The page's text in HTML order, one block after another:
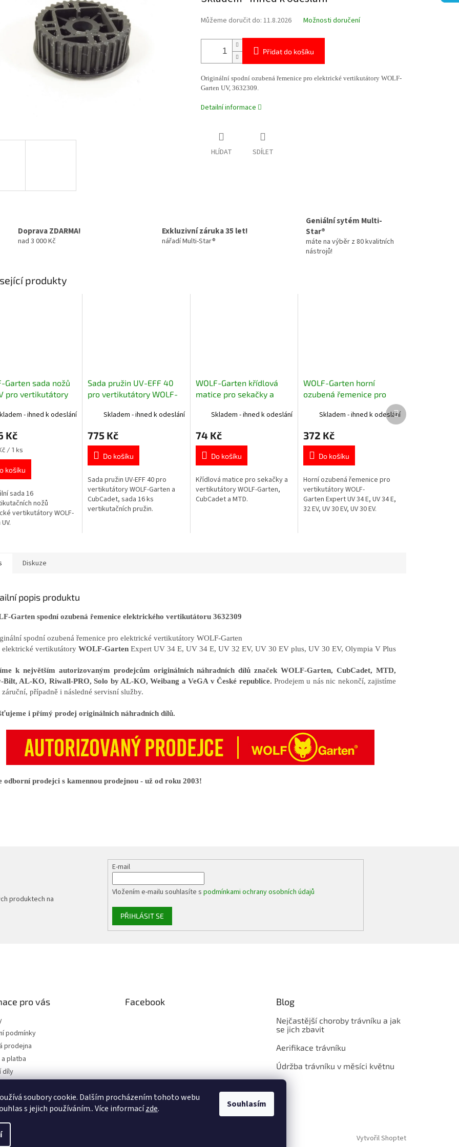
soubory cookie. Dalším procházením tohoto webu
s jejich používáním.. Více informacízde. Souhlasím
Můžeme doručit do: 11.8.2026 Možnosti doručení
Přidat do košíku
Originální spodní ozubená řemenice pro elektrické vertikutátory WOLF-
Garten UV, 3632309.
Detailní informace
HLÍDAT SDÍLET
Doprava ZDARMA!
nad 3 000 Kč
Exkluzivní záruka 35 let!
nářadí Multi-Star®
Geniální sytém Multi-
Star®
máte na výběr z 80 kvalitních
nástrojů!
produkty
Garten sada nožů
pro vertikutátory
- ihned k odeslání
Kč
/ 1 ks
košíku
sada 16
nožů
vertikutátory WOLF-
Sada pružin UV-EFF 40
pro vertikutátory WOLF-
Skladem - ihned k odeslání
775 Kč
Do košíku
Sada pružin UV-EFF 40 pro
vertikutátory WOLF-Garten a
CubCadet, sada 16 ks
vertikutačních pružin.
WOLF-Garten křídlová
matice pro sekačky a
Skladem - ihned k odeslání
74 Kč
Do košíku
Křídlová matice pro sekačky a
vertikutátory WOLF-Garten,
CubCadet a MTD.
WOLF-Garten horní
ozubená řemenice pro
elektrické vertikutátory
3632035
Skladem - ihned k odeslání
372 Kč
Do košíku
Horní ozubená řemenice pro
vertikutátory WOLF-
Garten Expert UV 34 E, UV 34 E,
32 EV, UV 30 EV, UV 30 EV.
Další
produkt
Diskuze
popis produktu
Garten spodní ozubená řemenice elektrického vertikutátoru 3632309
spodní ozubená řemenice pro elektrické vertikutátory WOLF-Garten
elektrické vertikutátory WOLF-Garten Expert UV 34 E, UV 34 E, UV 32 EV, UV 30 EV plus, UV 30 EV, Olympia V Plus
k největším autorizovaným prodejcům originálních náhradních dílů značek WOLF-Garten, CubCadet, MTD,
Bilt, AL-KO, Riwall-PRO, Solo by AL-KO, Weibang a VeGA v České republice. Prodejem u nás nic nekončí, zajistíme
případně i následné servisní služby.
i přímý prodej originálních náhradních dílů.
odborní prodejci s kamennou prodejnou - už od roku 2003!
produktech na
E-mail
Vložením e-mailu souhlasíte spodmínkami ochrany osobních údajů
PŘIHLÁSIT SE
pro vás
podmínky
prodejna
platba
díly
Facebook Blog
Nejčastější choroby trávníku a jak
se jich zbavit
Aerifikace trávníku
Údržba trávníku v měsíci květnu
Vytvořil Shoptet